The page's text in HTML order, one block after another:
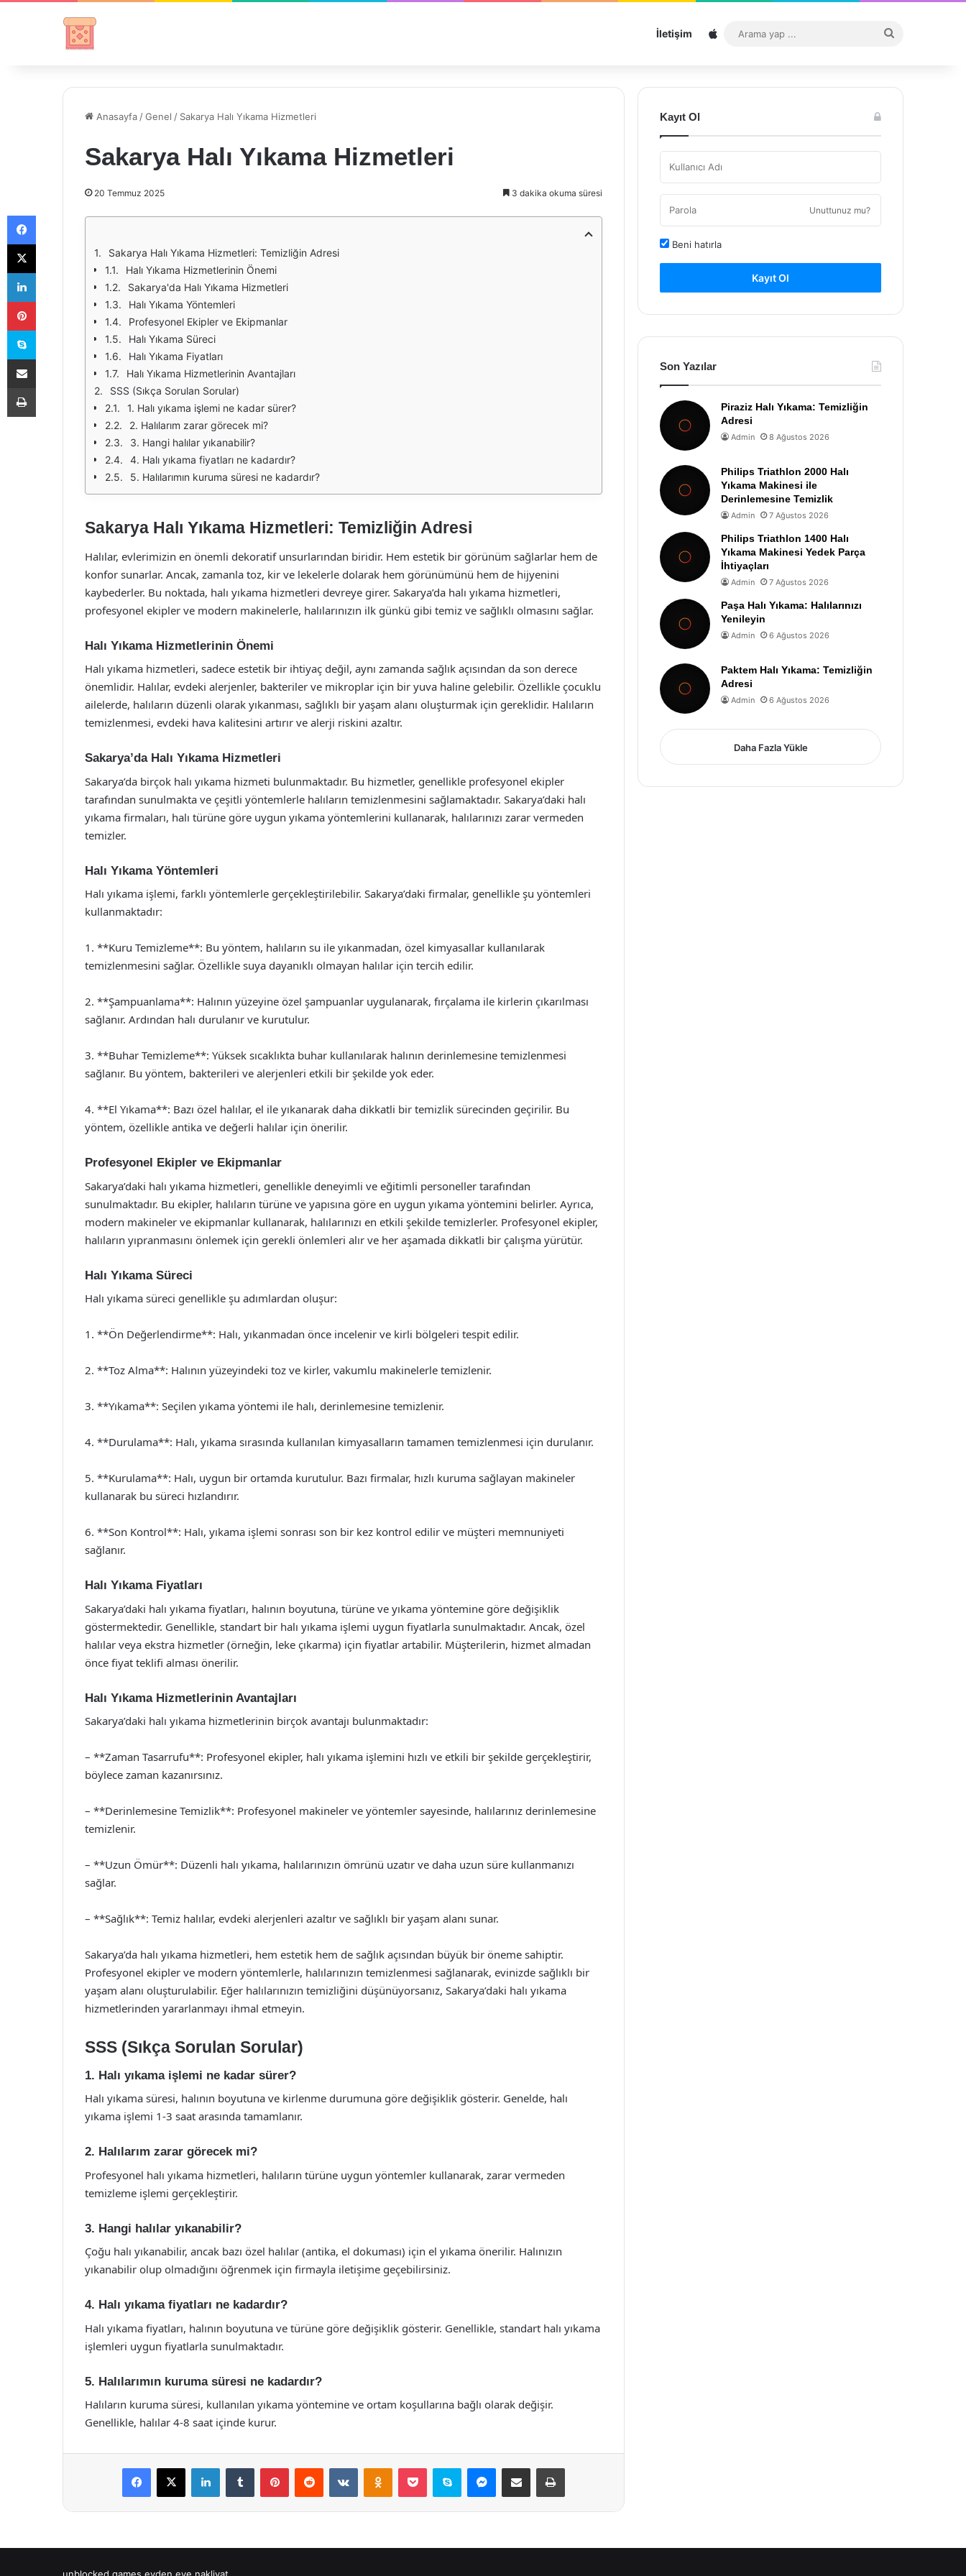
İletişim Sitemap
...
Anasayfa /Genel / Sakarya Halı Yıkama Hizmetleri
Sakarya Halı Yıkama Hizmetleri
20 Temmuz 2025 3 dakika okuma süresi
Sakarya Halı Yıkama Hizmetleri: Temizliğin Adresi
Halı Yıkama Hizmetlerinin Önemi
Sakarya'da Halı Yıkama Hizmetleri
Halı Yıkama Yöntemleri
Profesyonel Ekipler ve Ekipmanlar
Halı Yıkama Süreci
Halı Yıkama Fiyatları
Halı Yıkama Hizmetlerinin Avantajları
SSS (Sıkça Sorulan Sorular)
1. Halı yıkama işlemi ne kadar sürer?
2. Halılarım zarar görecek mi?
3. Hangi halılar yıkanabilir?
4. Halı yıkama fiyatları ne kadardır?
5. Halılarımın kuruma süresi ne kadardır?
Sakarya Halı Yıkama Hizmetleri: Temizliğin Adresi
Halılar, evlerimizin en önemli dekoratif unsurlarından biridir. Hem estetik bir görünüm sağlarlar hem de
konfor sunarlar. Ancak, zamanla toz, kir ve lekelerle dolarak hem görünümünü hem de hijyenini
kaybederler. Bu noktada, halı yıkama hizmetleri devreye girer. Sakarya’da halı yıkama hizmetleri,
profesyonel ekipler ve modern makinelerle, halılarınızın ilk günkü gibi temiz ve sağlıklı olmasını sağlar.
Halı Yıkama Hizmetlerinin Önemi
Halı yıkama hizmetleri, sadece estetik bir ihtiyaç değil, aynı zamanda sağlık açısından da son derece
önemlidir. Halılar, evdeki alerjenler, bakteriler ve mikroplar için bir yuva haline gelebilir. Özellikle çocuklu
ailelerde, halıların düzenli olarak yıkanması, sağlıklı bir yaşam alanı oluşturmak için gereklidir. Halıların
temizlenmesi, evdeki hava kalitesini artırır ve alerji riskini azaltır.
Sakarya’da Halı Yıkama Hizmetleri
Sakarya’da birçok halı yıkama hizmeti bulunmaktadır. Bu hizmetler, genellikle profesyonel ekipler
tarafından sunulmakta ve çeşitli yöntemlerle halıların temizlenmesini sağlamaktadır. Sakarya’daki halı
yıkama firmaları, halı türüne göre uygun yıkama yöntemlerini kullanarak, halılarınızı zarar vermeden
temizler.
Halı Yıkama Yöntemleri
Halı yıkama işlemi, farklı yöntemlerle gerçekleştirilebilir. Sakarya’daki firmalar, genellikle şu yöntemleri
kullanmaktadır:
1. **Kuru Temizleme**: Bu yöntem, halıların su ile yıkanmadan, özel kimyasallar kullanılarak
temizlenmesini sağlar. Özellikle suya dayanıklı olmayan halılar için tercih edilir.
2. **Şampuanlama**: Halının yüzeyine özel şampuanlar uygulanarak, fırçalama ile kirlerin çıkarılması
sağlanır. Ardından halı durulanır ve kurutulur.
3. **Buhar Temizleme**: Yüksek sıcaklıkta buhar kullanılarak halının derinlemesine temizlenmesi
sağlanır. Bu yöntem, bakterileri ve alerjenleri etkili bir şekilde yok eder.
4. **El Yıkama**: Bazı özel halılar, el ile yıkanarak daha dikkatli bir temizlik sürecinden geçirilir. Bu
yöntem, özellikle antika ve değerli halılar için önerilir.
Profesyonel Ekipler ve Ekipmanlar
Sakarya’daki halı yıkama hizmetleri, genellikle deneyimli ve eğitimli personeller tarafından
sunulmaktadır. Bu ekipler, halıların türüne ve yapısına göre en uygun yıkama yöntemini belirler. Ayrıca,
modern makineler ve ekipmanlar kullanarak, halılarınızı en etkili şekilde temizlerler. Profesyonel ekipler,
halıların yıpranmasını önlemek için gerekli önlemleri alır ve her aşamada dikkatli bir çalışma yürütür.
Halı Yıkama Süreci
Halı yıkama süreci genellikle şu adımlardan oluşur:
1. **Ön Değerlendirme**: Halı, yıkanmadan önce incelenir ve kirli bölgeleri tespit edilir.
2. **Toz Alma**: Halının yüzeyindeki toz ve kirler, vakumlu makinelerle temizlenir.
3. **Yıkama**: Seçilen yıkama yöntemi ile halı, derinlemesine temizlenir.
4. **Durulama**: Halı, yıkama sırasında kullanılan kimyasalların tamamen temizlenmesi için durulanır.
5. **Kurulama**: Halı, uygun bir ortamda kurutulur. Bazı firmalar, hızlı kuruma sağlayan makineler
kullanarak bu süreci hızlandırır.
6. **Son Kontrol**: Halı, yıkama işlemi sonrası son bir kez kontrol edilir ve müşteri memnuniyeti
sağlanır.
Halı Yıkama Fiyatları
Sakarya’daki halı yıkama fiyatları, halının boyutuna, türüne ve yıkama yöntemine göre değişiklik
göstermektedir. Genellikle, standart bir halı yıkama işlemi uygun fiyatlarla sunulmaktadır. Ancak, özel
halılar veya ekstra hizmetler (örneğin, leke çıkarma) için fiyatlar artabilir. Müşterilerin, hizmet almadan
önce fiyat teklifi alması önerilir.
Halı Yıkama Hizmetlerinin Avantajları
Sakarya’daki halı yıkama hizmetlerinin birçok avantajı bulunmaktadır:
– **Zaman Tasarrufu**: Profesyonel ekipler, halı yıkama işlemini hızlı ve etkili bir şekilde gerçekleştirir,
böylece zaman kazanırsınız.
– **Derinlemesine Temizlik**: Profesyonel makineler ve yöntemler sayesinde, halılarınız derinlemesine
temizlenir.
– **Uzun Ömür**: Düzenli halı yıkama, halılarınızın ömrünü uzatır ve daha uzun süre kullanmanızı
sağlar.
– **Sağlık**: Temiz halılar, evdeki alerjenleri azaltır ve sağlıklı bir yaşam alanı sunar.
Sakarya’da halı yıkama hizmetleri, hem estetik hem de sağlık açısından büyük bir öneme sahiptir.
Profesyonel ekipler ve modern yöntemlerle, halılarınızın temizlenmesi sağlanarak, evinizde sağlıklı bir
yaşam alanı oluşturulabilir. Eğer halılarınızın temizliğini düşünüyorsanız, Sakarya’daki halı yıkama
hizmetlerinden yararlanmayı ihmal etmeyin.
SSS (Sıkça Sorulan Sorular)
1. Halı yıkama işlemi ne kadar sürer?
Halı yıkama süresi, halının boyutuna ve kirlenme durumuna göre değişiklik gösterir. Genelde, halı
yıkama işlemi 1-3 saat arasında tamamlanır.
2. Halılarım zarar görecek mi?
Profesyonel halı yıkama hizmetleri, halıların türüne uygun yöntemler kullanarak, zarar vermeden
temizleme işlemi gerçekleştirir.
3. Hangi halılar yıkanabilir?
Çoğu halı yıkanabilir, ancak bazı özel halılar (antika, el dokuması) için el yıkama önerilir. Halınızın
yıkanabilir olup olmadığını öğrenmek için firmayla iletişime geçebilirsiniz.
4. Halı yıkama fiyatları ne kadardır?
Halı yıkama fiyatları, halının boyutuna ve türüne göre değişiklik gösterir. Genellikle, standart halı yıkama
işlemleri uygun fiyatlarla sunulmaktadır.
5. Halılarımın kuruma süresi ne kadardır?
Halıların kuruma süresi, kullanılan yıkama yöntemine ve ortam koşullarına bağlı olarak değişir.
Genellikle, halılar 4-8 saat içinde kurur.
Facebook
X LinkedInTumblr PinterestReddit VKontakteOdnoklassniki
Pocket Skype Messenger
E-Posta ile paylaş Yazdır
Kayıt Ol
Unuttunuz mu?
Beni hatırla
Kayıt Ol
Son Yazılar
Piraziz Halı Yıkama: Temizliğin
Adresi
Admin 8 Ağustos 2026
Philips Triathlon 2000 Halı
Yıkama Makinesi ile
Derinlemesine Temizlik
Admin 7 Ağustos 2026
Philips Triathlon 1400 Halı
Yıkama Makinesi Yedek Parça
İhtiyaçları
Admin 7 Ağustos 2026
Paşa Halı Yıkama: Halılarınızı
Yenileyin
Admin 6 Ağustos 2026
Paktem Halı Yıkama: Temizliğin
Adresi
Admin 6 Ağustos 2026
Daha Fazla Yükle
Facebook
X
LinkedIn
Pinterest
Skype
E-Posta ile paylaş